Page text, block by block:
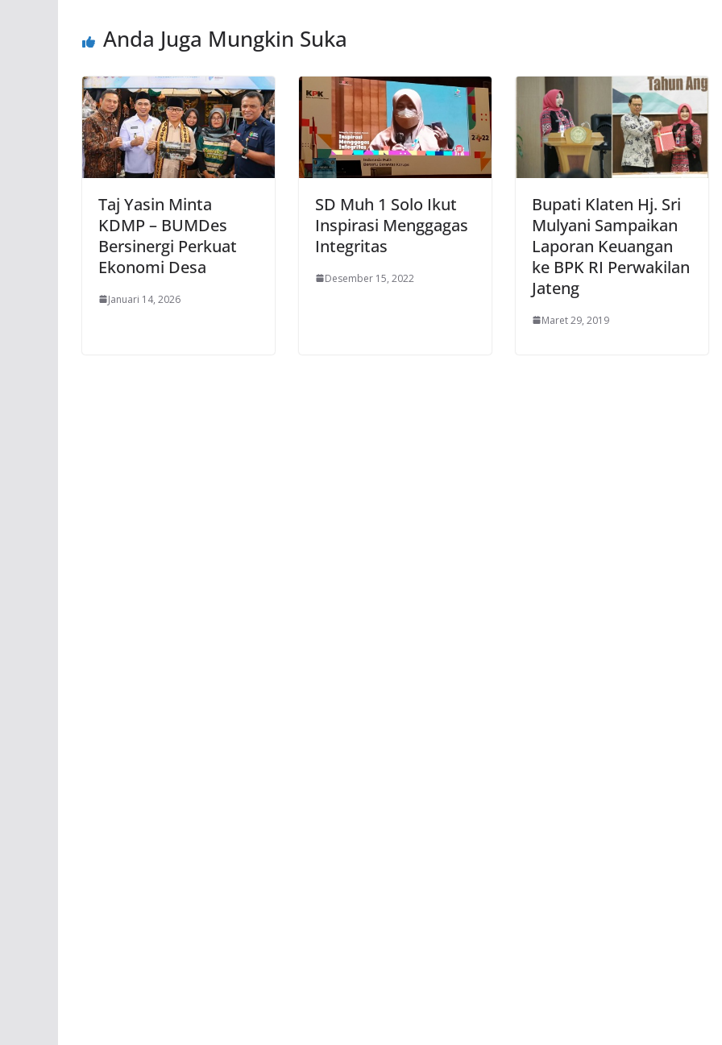
Anda Juga Mungkin Suka
Taj Yasin Minta
KDMP – BUMDes
Bersinergi Perkuat
Ekonomi Desa
Januari 14, 2026
SD Muh 1 Solo Ikut
Inspirasi Menggagas
Integritas
Desember 15, 2022
Bupati Klaten Hj. Sri
Mulyani Sampaikan
Laporan Keuangan
ke BPK RI Perwakilan
Jateng
Maret 29, 2019